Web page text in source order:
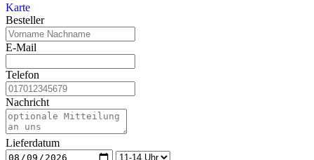
Karte
Besteller
E-Mail
Telefon
Nachricht
Lieferdatum